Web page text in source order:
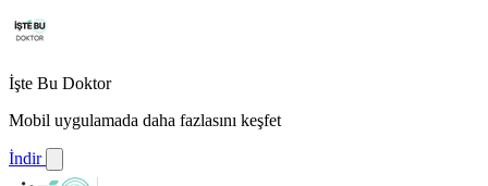
İşte Bu Doktor
Mobil uygulamada daha fazlasını keşfet
İndir